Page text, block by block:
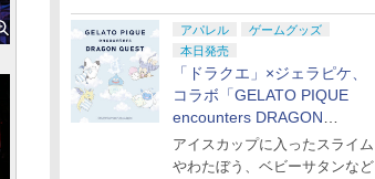
アパレル
ゲームグッズ
本日発売
「ドラクエ」×ジェラピケ、
コラボ「GELATO PIQUE
encounters DRAGON
QUEST」第2弾が本日発売
アイスカップに入ったスライム
やわたぼう、ベビーサタンなど